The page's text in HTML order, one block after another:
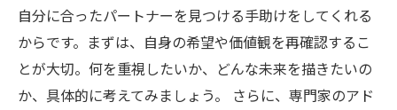
自分に合ったパートナーを見つける手助けをしてくれる
からです。まずは、自身の希望や価値観を再確認するこ
とが大切。何を重視したいか、どんな未来を描きたいの
か、具体的に考えてみましょう。 さらに、専門家のアド